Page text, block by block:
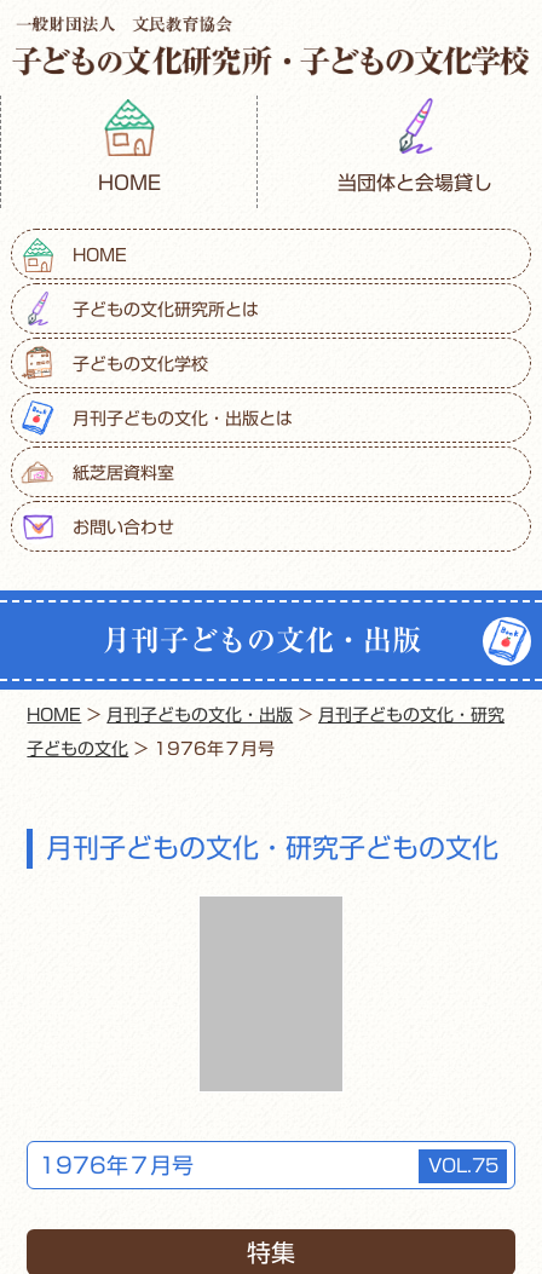
HOME 当団体と会場貸し
HOME
子どもの文化研究所とは
子どもの文化学校
月刊子どもの文化・出版とは
紙芝居資料室
お問い合わせ
月刊子どもの文化・出版
HOME > 月刊子どもの文化・出版 > 月刊子どもの文化・研究
子どもの文化 > 1976年７月号
月刊子どもの文化・研究子どもの文化
1976年７月号 VOL.75
特集